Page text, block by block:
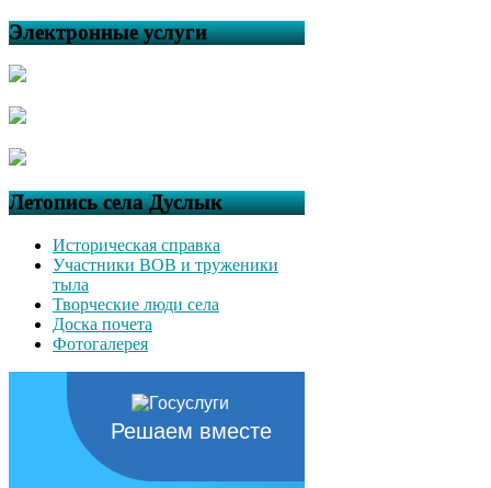
Электронные услуги
Летопись села Дуслык
Историческая справка
Участники ВОВ и труженики
тыла
Творческие люди села
Доска почета
Фотогалерея
Решаем вместе